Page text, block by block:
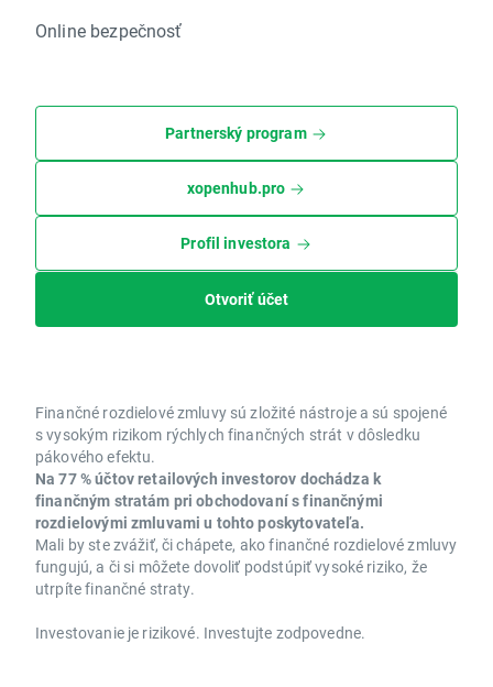
Online bezpečnosť
Partnerský program
xopenhub.pro
Profil investora
Otvoriť účet
Finančné rozdielové zmluvy sú zložité nástroje a sú spojené
s vysokým rizikom rýchlych finančných strát v dôsledku
pákového efektu.
Na 77 % účtov retailových investorov dochádza k
finančným stratám pri obchodovaní s finančnými
rozdielovými zmluvami u tohto poskytovateľa.
Mali by ste zvážiť, či chápete, ako finančné rozdielové zmluvy
fungujú, a či si môžete dovoliť podstúpiť vysoké riziko, že
utrpíte finančné straty.
Investovanie je rizikové. Investujte zodpovedne.